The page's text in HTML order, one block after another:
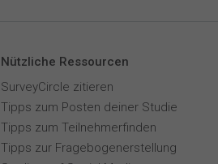
Nützliche Ressourcen
SurveyCircle zitieren
Tipps zum Posten deiner Studie
Tipps zum Teilnehmerfinden
Tipps zur Fragebogenerstellung